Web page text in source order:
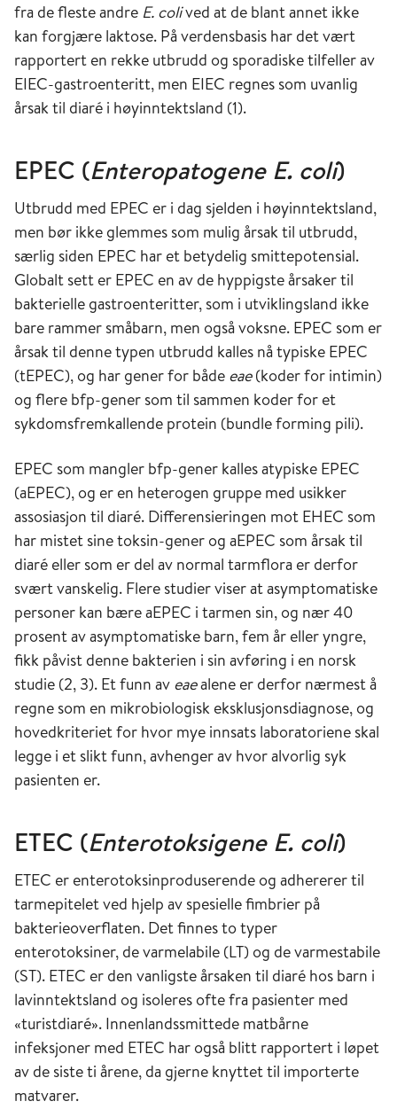
fra de fleste andre E. colived at de blant annet ikke
kan forgjære laktose. På verdensbasis har det vært
rapportert en rekke utbrudd og sporadiske tilfeller av
EIEC-gastroenteritt, men EIEC regnes som uvanlig
årsak til diaré i høyinntektsland (1).
EPEC (Enteropatogene E. coli)
Utbrudd med EPEC er i dag sjelden i høyinntektsland,
men bør ikke glemmes som mulig årsak til utbrudd,
særlig siden EPEC har et betydelig smittepotensial.
Globalt sett er EPEC en av de hyppigste årsaker til
bakterielle gastroenteritter, som i utviklingsland ikke
bare rammer småbarn, men også voksne. EPEC som er
årsak til denne typen utbrudd kalles nå typiske EPEC
(tEPEC), og har gener for både eae(koder for intimin)
og flere bfp-gener som til sammen koder for et
sykdomsfremkallende protein (bundle forming pili).
EPEC som mangler bfp-gener kalles atypiske EPEC
(aEPEC), og er en heterogen gruppe med usikker
assosiasjon til diaré. Differensieringen mot EHEC som
har mistet sine toksin-gener og aEPEC som årsak til
diaré eller som er del av normal tarmflora er derfor
svært vanskelig. Flere studier viser at asymptomatiske
personer kan bære aEPEC i tarmen sin, og nær 40
prosent av asymptomatiske barn, fem år eller yngre,
fikk påvist denne bakterien i sin avføring i en norsk
studie (2, 3). Et funn av eaealene er derfor nærmest å
regne som en mikrobiologisk eksklusjonsdiagnose, og
hovedkriteriet for hvor mye innsats laboratoriene skal
legge i et slikt funn, avhenger av hvor alvorlig syk
pasienten er.
ETEC (Enterotoksigene E. coli)
ETEC er enterotoksinproduserende og adhererer til
tarmepitelet ved hjelp av spesielle fimbrier på
bakterieoverflaten. Det finnes to typer
enterotoksiner, de varmelabile (LT) og de varmestabile
(ST). ETEC er den vanligste årsaken til diaré hos barn i
lavinntektsland og isoleres ofte fra pasienter med
«turistdiaré». Innenlandssmittede matbårne
infeksjoner med ETEC har også blitt rapportert i løpet
av de siste ti årene, da gjerne knyttet til importerte
matvarer.